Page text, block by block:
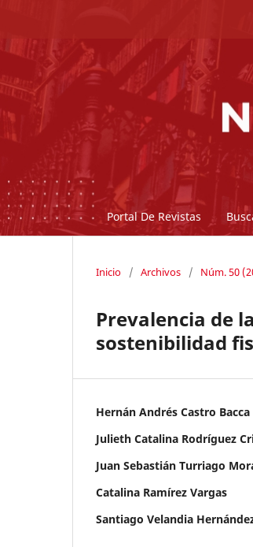
Portal De Revistas
Inicio / Archivos / Núm. 50
Prevalencia de
sostenibilidad
Hernán Andrés Castro Bacca
Julieth Catalina Rodríguez
Juan Sebastián Turriago
Catalina Ramírez Vargas
Santiago Velandia